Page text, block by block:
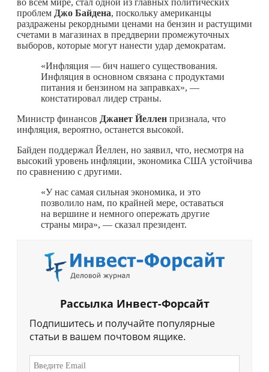
проблем Джо Байдена, поскольку американцы
раздражены рекордными ценами на бензин и растущими
счетами в магазинах в преддверии промежуточных
выборов, которые могут нанести удар демократам.
«Инфляция — бич нашего существования.
Инфляция в основном связана с продуктами
питания и бензином на заправках», —
констатировал лидер страны.
Министр финансов Джанет Йеллен признала, что
инфляция, вероятно, останется высокой.
Байден поддержал Йеллен, но заявил, что, несмотря на
высокий уровень инфляции, экономика США устойчива
по сравнению с другими.
«У нас самая сильная экономика, и это
позволило нам, по крайней мере, оставаться
на вершине и немного опережать другие
страны мира», — сказал президент.
Рассылка Инвест-Форсайт
Подпишитесь и получайте популярные
статьи в вашем почтовом ящике.